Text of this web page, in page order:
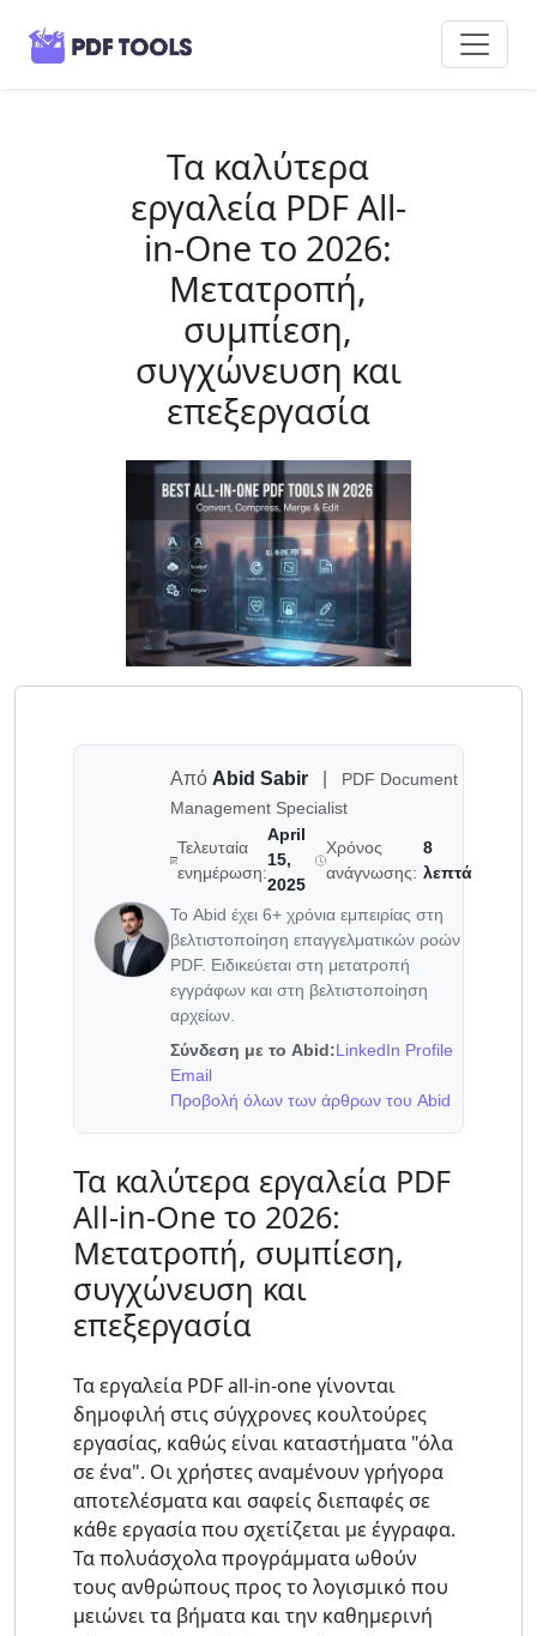
Τα καλύτερα
εργαλεία PDF All-
in-One το 2026:
Μετατροπή,
συμπίεση,
συγχώνευση και
επεξεργασία
Από Abid Sabir
PDF Document
Management Specialist
Τελευταία
ενημέρωση:
April
15,
2025
Χρόνος
ανάγνωσης:
8
λεπτά
Το Abid έχει 6+ χρόνια εμπειρίας στη
βελτιστοποίηση επαγγελματικών ροών
PDF. Ειδικεύεται στη μετατροπή
εγγράφων και στη βελτιστοποίηση
αρχείων.
Σύνδεση με το Abid:LinkedIn Profile
Email
Προβολή όλων των άρθρων του Abid
Τα καλύτερα εργαλεία PDF
All-in-One το 2026:
Μετατροπή, συμπίεση,
συγχώνευση και
επεξεργασία
Τα εργαλεία PDF all-in-one γίνονται
δημοφιλή στις σύγχρονες κουλτούρες
εργασίας, καθώς είναι καταστήματα "όλα
σε ένα". Οι χρήστες αναμένουν γρήγορα
αποτελέσματα και σαφείς διεπαφές σε
κάθε εργασία που σχετίζεται με έγγραφα.
Τα πολυάσχολα προγράμματα ωθούν
τους ανθρώπους προς το λογισμικό που
μειώνει τα βήματα και την καθημερινή